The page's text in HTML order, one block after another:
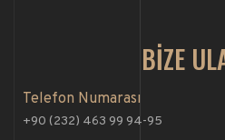
BİZE
Telefon Numarası
+90 (232) 463 99 94-95